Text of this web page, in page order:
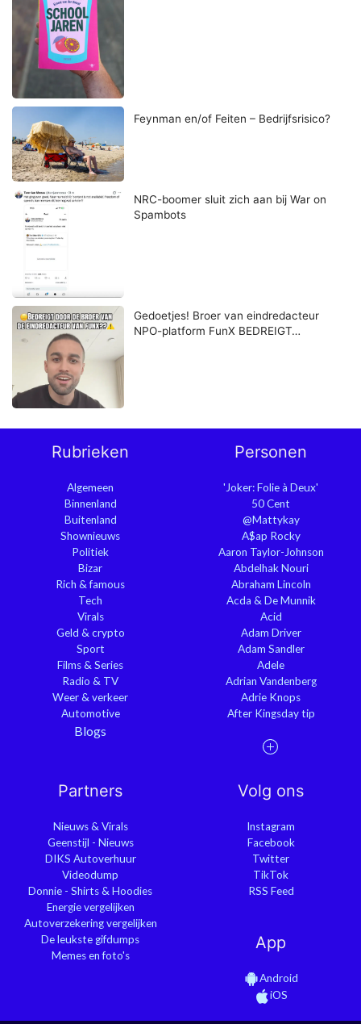
Feynman en/of Feiten – Bedrijfsrisico?
NRC-boomer sluit zich aan bij War on
Spambots
Gedoetjes! Broer van eindredacteur
NPO-platform FunX BEDREIGT…
Rubrieken
Algemeen
Binnenland
Buitenland
Shownieuws
Politiek
Bizar
Rich & famous
Tech
Virals
Geld & crypto
Sport
Films & Series
Radio & TV
Weer & verkeer
Automotive
Blogs
Personen
'Joker: Folie à Deux'
50 Cent
@Mattykay
A$ap Rocky
Aaron Taylor-Johnson
Abdelhak Nouri
Abraham Lincoln
Acda & De Munnik
Acid
Adam Driver
Adam Sandler
Adele
Adrian Vandenberg
Adrie Knops
After Kingsday tip
Partners
Nieuws & Virals
Geenstijl - Nieuws
DIKS Autoverhuur
Videodump
Donnie - Shirts & Hoodies
Energie vergelijken
Autoverzekering vergelijken
De leukste gifdumps
Memes en foto's
Volg ons
Instagram
Facebook
Twitter
TikTok
RSS Feed
App
Android
iOS